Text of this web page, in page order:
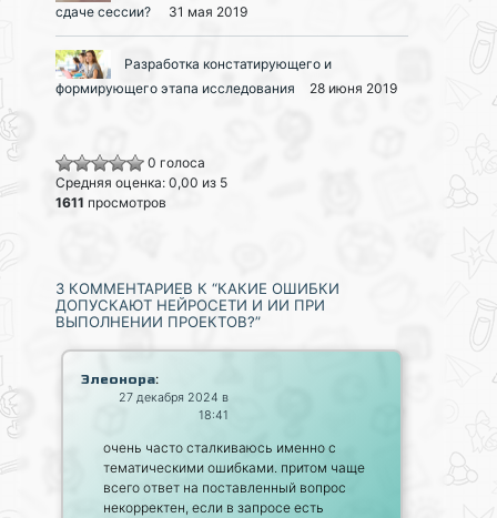
сдаче сессии?
31 мая 2019
Разработка констатирующего и
формирующего этапа исследования
28 июня 2019
0 голоса
Средняя оценка: 0,00 из 5
1611 просмотров
3 КОММЕНТАРИЕВ К “КАКИЕ ОШИБКИ
ДОПУСКАЮТ НЕЙРОСЕТИ И ИИ ПРИ
ВЫПОЛНЕНИИ ПРОЕКТОВ?”
Элеонора:
27 декабря 2024 в
18:41
очень часто сталкиваюсь именно с
тематическими ошибками. притом чаще
всего ответ на поставленный вопрос
некорректен, если в запросе есть